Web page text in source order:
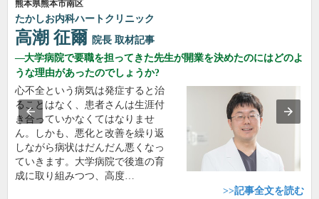
熊本県熊本市南区
たかしお内科ハートクリニック
高潮 征爾 院長 取材記事
大学病院で要職を担ってきた先生が開業を決めたのにはどのよ
うな理由があったのでしょうか?
心不全という病気は発症すると治
ることはなく、患者さんは生涯付
き合っていかなくてはなりませ
ん。しかも、悪化と改善を繰り返
しながら病状はだんだん悪くなっ
ていきます。大学病院で後進の育
成に取り組みつつ、高度…
>>記事全文を読む